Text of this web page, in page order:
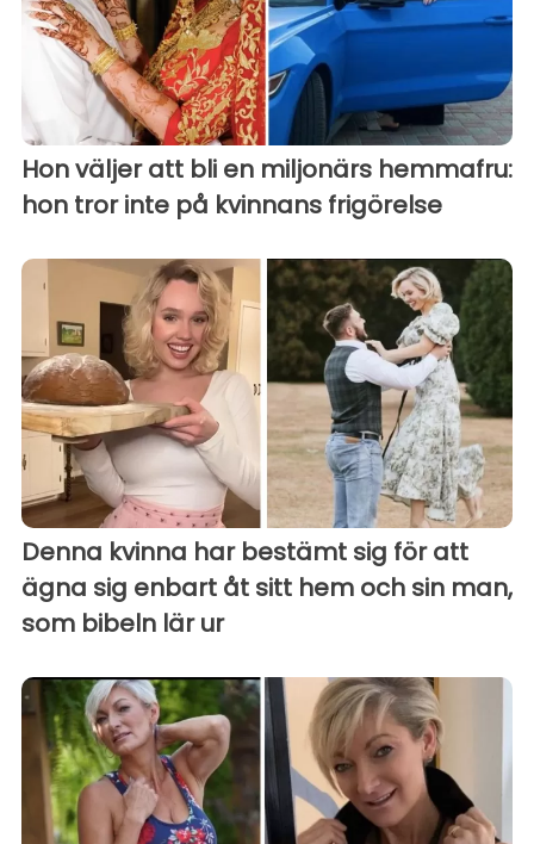
Hon väljer att bli en miljonärs hemmafru:
hon tror inte på kvinnans frigörelse
Denna kvinna har bestämt sig för att
ägna sig enbart åt sitt hem och sin man,
som bibeln lär ur